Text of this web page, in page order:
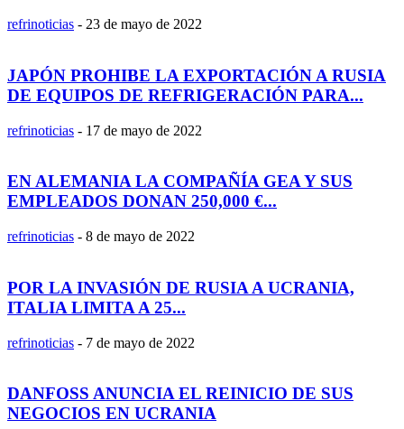
refrinoticias - 23 de mayo de 2022
JAPÓN PROHIBE LA EXPORTACIÓN A RUSIA
DE EQUIPOS DE REFRIGERACIÓN PARA...
refrinoticias - 17 de mayo de 2022
EN ALEMANIA LA COMPAÑÍA GEA Y SUS
EMPLEADOS DONAN 250,000 €...
refrinoticias - 8 de mayo de 2022
POR LA INVASIÓN DE RUSIA A UCRANIA,
ITALIA LIMITA A 25...
refrinoticias - 7 de mayo de 2022
DANFOSS ANUNCIA EL REINICIO DE SUS
NEGOCIOS EN UCRANIA